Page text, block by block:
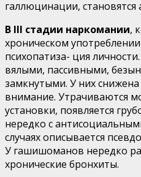
галлюцинации,
В III стадии наркомании,
хро­ническом
психопатиза- ция
вялыми, пассивными,
замкнутыми. У них
внимание. Утрачиваются
установки, появляется
нередко с
случаях описывается
У гашишоманов нередко
хронические бронхиты.